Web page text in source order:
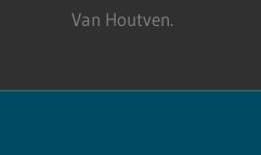
Van Houtven.